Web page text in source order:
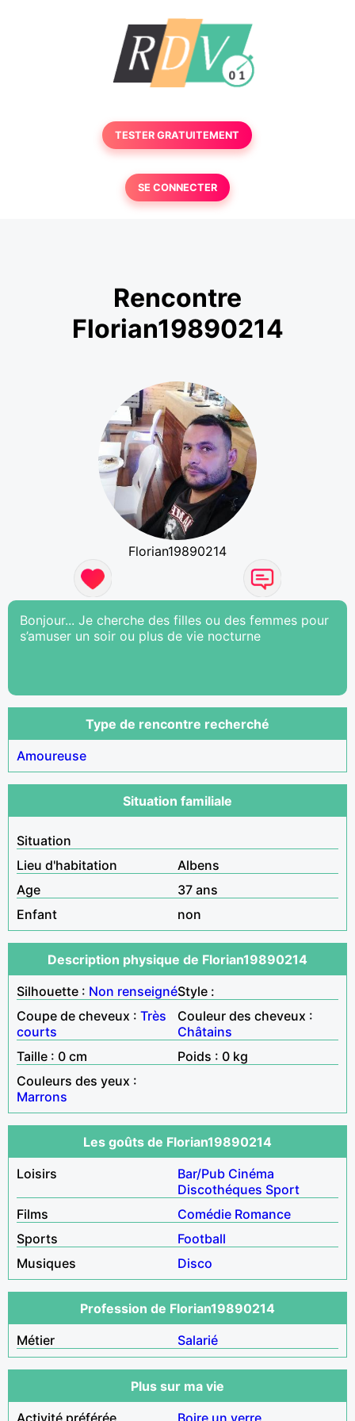
TESTER GRATUITEMENT
SE CONNECTER
Rencontre
Florian19890214
Florian19890214
Bonjour... Je cherche des filles ou des femmes pour
s’amuser un soir ou plus de vie nocturne
Type de rencontre recherché
Amoureuse
Situation familiale
Situation
Lieu d'habitation
Albens
Age
37 ans
Enfant
non
Description physique de Florian19890214
Silhouette : Non renseignéStyle :
Coupe de cheveux : Très
courts
Couleur des cheveux :
Châtains
Taille : 0 cm
Poids : 0 kg
Couleurs des yeux :
Marrons
Les goûts de Florian19890214
Loisirs
Bar/Pub Cinéma
Discothéques Sport
Films
Comédie Romance
Sports
Football
Musiques
Disco
Profession de Florian19890214
Métier
Salarié
Plus sur ma vie
Activité préférée
Boire un verre